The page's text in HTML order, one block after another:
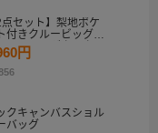
点セット】梨地ポケ
付きクルービッグT
ツ＆ロングタンクト
アンサンブルセット
円
クキャンバスショル
バッグ